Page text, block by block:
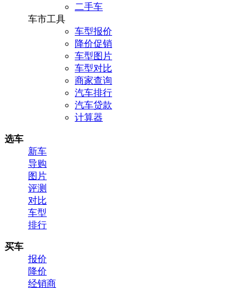
二手车
车市工具
车型报价
降价促销
车型图片
车型对比
商家查询
汽车排行
汽车贷款
计算器
选车
新车
导购
图片
评测
对比
车型
排行
买车
报价
降价
经销商